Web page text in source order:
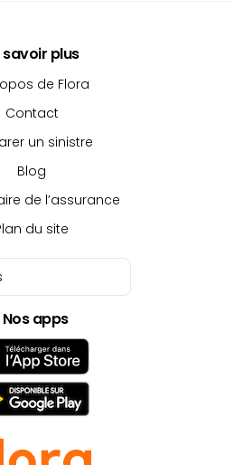
savoir plus
de Flora
Contact
un sinistre
Blog
de l’assurance
du site
Nos apps